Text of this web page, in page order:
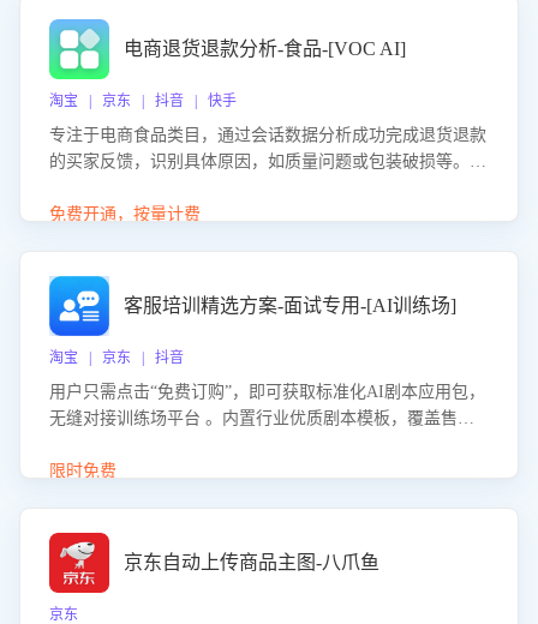
电商退货退款分析-食品-[VOC AI]
淘宝 | 京东 | 抖音 | 快手
专注于电商食品类目，通过会话数据分析成功完成退货退款
的买家反馈，识别具体原因，如质量问题或包装破损等。结
商家降低退款率，提升售后效率。
免费开通，按量计费
客服培训精选方案-面试专用-[AI训练场]
淘宝 | 京东 | 抖音
用户只需点击“免费订购”，即可获取标准化AI剧本应用包，
无缝对接训练场平台 。内置行业优质剧本模板，覆盖售前
初始化时间，助力企业快速启动智能客服训练
限时免费
京东自动上传商品主图-八爪鱼
京东